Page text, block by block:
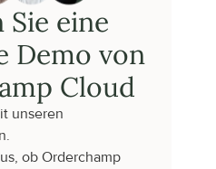
Sie eine
Demo von
Cloud
unseren
ob Orderchamp